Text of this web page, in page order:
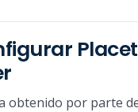
obtenido por parte